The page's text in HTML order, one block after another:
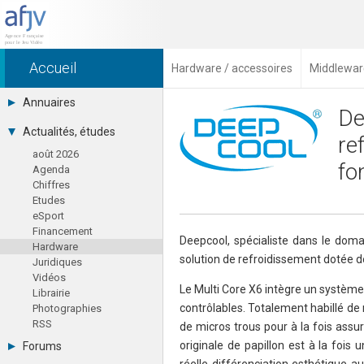
Accueil Hardware / accessoires
Annuaires
Toutes les sociétés (691)
Studios (418)
Editeurs (49)
Distributeurs (16)
Hard. / Accessoires (10)
Middlewares (15)
Prestataires (99)
Assoc. / Syndicats (21)
Formations / Ecoles (46)
Presse spécialisée (17)
Actualités, études
août 2026
Agenda
Chiffres
Etudes
eSport
Financement
Hardware
Juridiques
Vidéos
Librairie
Photographies
RSS
Forums
Deepcool, spécialiste dans le
solution de refroidissement dotée
Le Multi Core X6 intègre un
contrôlables. Totalement habillé de
de micros trous pour à la fois
originale de papillon est à la fois